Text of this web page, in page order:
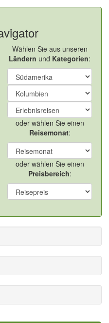
Wählen Sie aus unseren
Ländern und Kategorien:
oder wählen Sie einen
Reisemonat:
oder wählen Sie einen
Preisbereich: